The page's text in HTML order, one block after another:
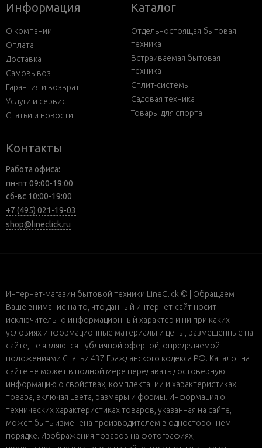
Информация
О компании
Оплата
Доставка
Самовывоз
Гарантия и возврат
Услуги и сервис
Статьи и новости
Каталог
Отдельностоящая бытовая
техника
Встраиваемая бытовая
техника
Сплит-системы
Садовая техника
Товары для спорта
Контакты
Работа офиса:
пн-пт 09:00-19:00
сб-вс 10:00-19:00
+7 (495) 021-19-03
shop@lineclick.ru
Интернет-магазин бытовой техники LineClick © | Обращаем
Ваше внимание на то, что данный интернет-сайт носит
исключительно информационный характер и ни при каких
условиях информационные материалы и цены, размещенные на
сайте, не являются публичной офертой, определяемой
положениями Статьи 437 Гражданского кодекса РФ. Каталог на
сайте не может в полной мере передавать достоверную
информацию о свойствах, комплектации и характеристиках
товара, включая цвета, размеры и формы. Информация о
технических характеристиках товаров, указанная на сайте,
может быть изменена производителем в одностороннем
порядке. Изображения товаров на фотографиях,